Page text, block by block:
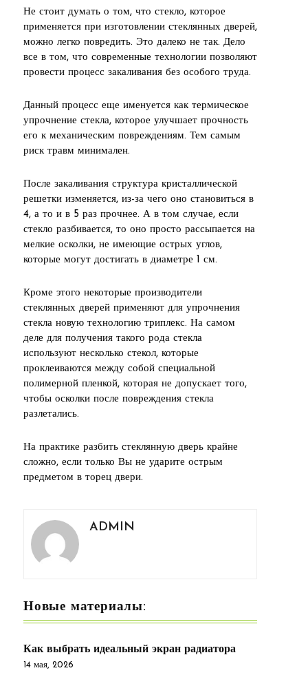
Не стоит думать о том, что стекло, которое
применяется при изготовлении стеклянных дверей,
можно легко повредить. Это далеко не так. Дело
все в том, что современные технологии позволяют
провести процесс закаливания без особого труда.
Данный процесс еще именуется как термическое
упрочнение стекла, которое улучшает прочность
его к механическим повреждениям. Тем самым
риск травм минимален.
После закаливания структура кристаллической
решетки изменяется, из-за чего оно становиться в
4, а то и в 5 раз прочнее. А в том случае, если
стекло разбивается, то оно просто рассыпается на
мелкие осколки, не имеющие острых углов,
которые могут достигать в диаметре 1 см.
Кроме этого некоторые производители
стеклянных дверей применяют для упрочнения
стекла новую технологию триплекс. На самом
деле для получения такого рода стекла
используют несколько стекол, которые
проклеиваются между собой специальной
полимерной пленкой, которая не допускает того,
чтобы осколки после повреждения стекла
разлетались.
На практике разбить стеклянную дверь крайне
сложно, если только Вы не ударите острым
предметом в торец двери.
ADMIN
Новые материалы:
Как выбрать идеальный экран радиатора
14 мая, 2026